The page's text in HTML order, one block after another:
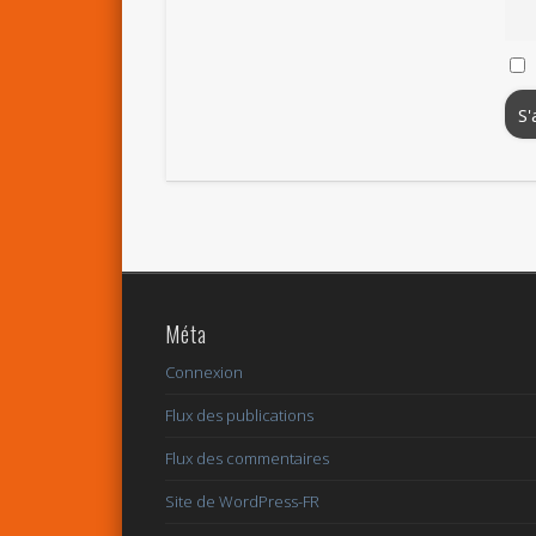
Méta
Connexion
Flux des publications
Flux des commentaires
Site de WordPress-FR